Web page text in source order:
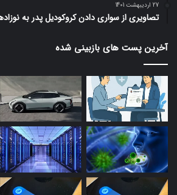
27 اردیبهشت 1401
تصاویری از سواری دادن کروکودیل پدر به
آخرین پست های بازبینی شده